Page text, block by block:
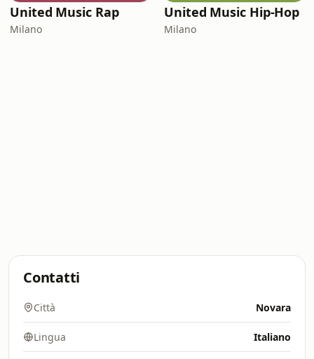
United Music Rap
Milano
United Music Hip-Hop
Milano
Contatti
Città Novara
Lingua Italiano